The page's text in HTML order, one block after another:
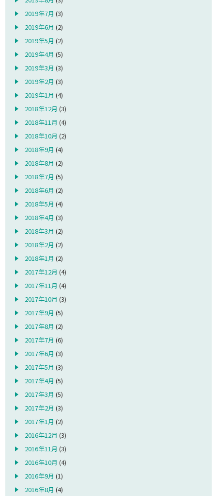
2019年7月 (3)
2019年6月 (2)
2019年5月 (2)
2019年4月 (5)
2019年3月 (3)
2019年2月 (3)
2019年1月 (4)
2018年12月 (3)
2018年11月 (4)
2018年10月 (2)
2018年9月 (4)
2018年8月 (2)
2018年7月 (5)
2018年6月 (2)
2018年5月 (4)
2018年4月 (3)
2018年3月 (2)
2018年2月 (2)
2018年1月 (2)
2017年12月 (4)
2017年11月 (4)
2017年10月 (3)
2017年9月 (5)
2017年8月 (2)
2017年7月 (6)
2017年6月 (3)
2017年5月 (3)
2017年4月 (5)
2017年3月 (5)
2017年2月 (3)
2017年1月 (2)
2016年12月 (3)
2016年11月 (3)
2016年10月 (4)
2016年9月 (1)
2016年8月 (4)